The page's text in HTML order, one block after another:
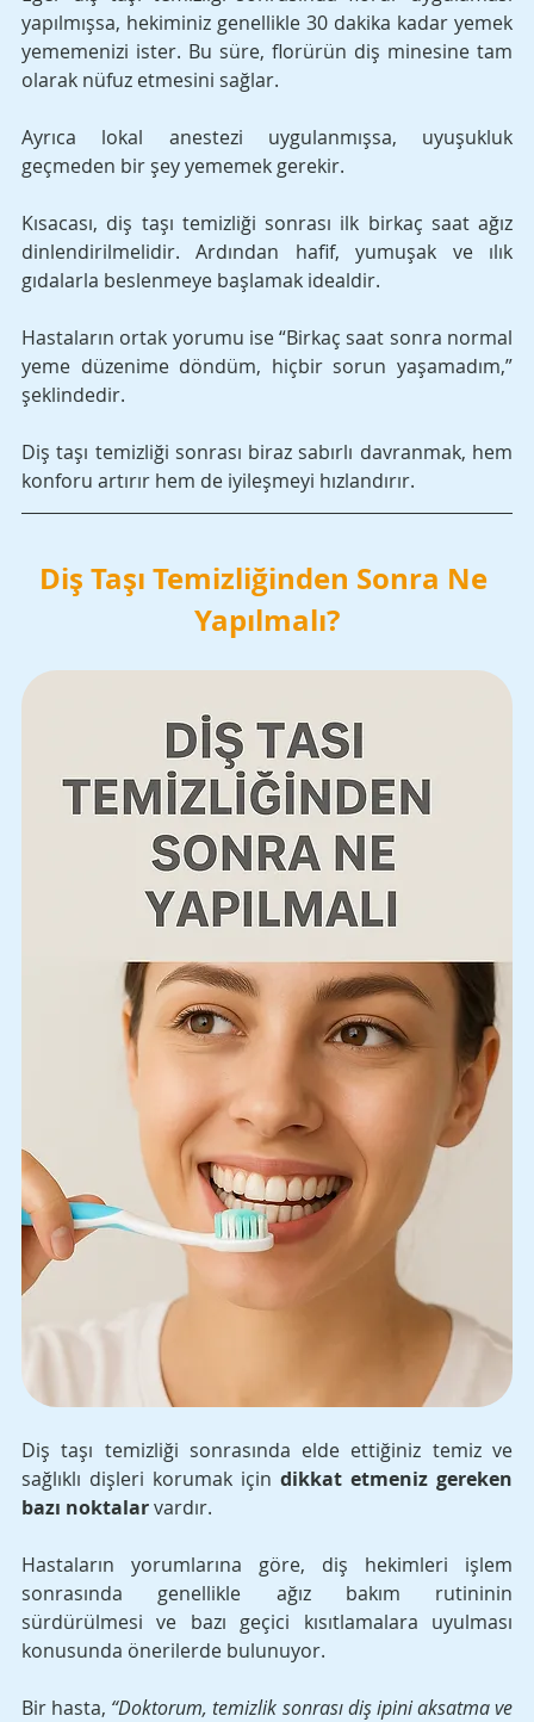
yapılmışsa, hekiminiz genellikle 30 dakika kadar yemek
yememenizi ister. Bu süre, florürün diş minesine tam
olarak nüfuz etmesini sağlar.
Ayrıca lokal anestezi uygulanmışsa, uyuşukluk
geçmeden bir şey yememek gerekir.
Kısacası, diş taşı temizliği sonrası ilk birkaç saat ağız
dinlendirilmelidir. Ardından hafif, yumuşak ve ılık
gıdalarla beslenmeye başlamak idealdir.
Hastaların ortak yorumu ise “Birkaç saat sonra normal
yeme düzenime döndüm, hiçbir sorun yaşamadım,”
şeklindedir.
Diş taşı temizliği sonrası biraz sabırlı davranmak, hem
konforu artırır hem de iyileşmeyi hızlandırır.
Diş Taşı Temizliğinden Sonra Ne
Yapılmalı?
Diş taşı temizliği sonrasında elde ettiğiniz temiz ve
sağlıklı dişleri korumak için dikkat etmeniz gereken
bazı noktalar vardır.
Hastaların yorumlarına göre, diş hekimleri işlem
sonrasında genellikle ağız bakım rutininin
sürdürülmesi ve bazı geçici kısıtlamalara uyulması
konusunda önerilerde bulunuyor.
Bir hasta, “Doktorum, temizlik sonrası diş ipini aksatma ve